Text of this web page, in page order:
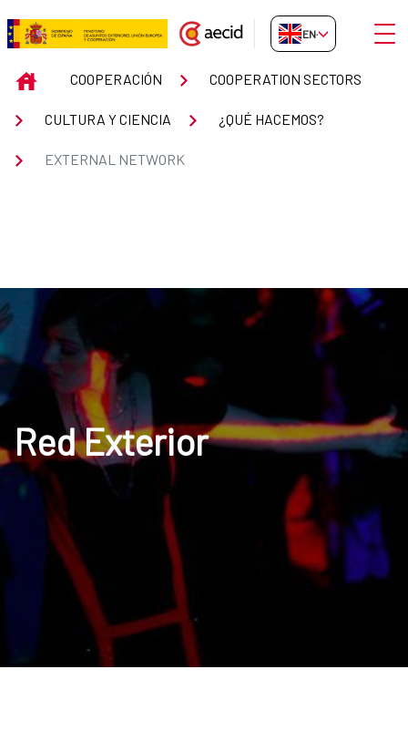
Skip to Main Content
EXTERNAL NETWORK
EN-GB
INICIOCOOPERACIÓN COOPERATION SECTORS
CULTURA Y CIENCIA ¿QUÉ HACEMOS?
EXTERNAL NETWORK
Red Exterior